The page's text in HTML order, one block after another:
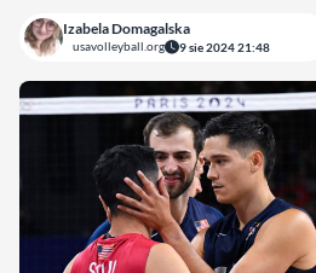
Izabela Domagalska
usavolleyball.org 9 sie 2024 21:48